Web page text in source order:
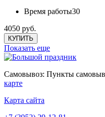
Время работы30
4050 руб.
КУПИТЬ
Показать еще
Самовывоз: Пункты
карте
Карта сайта